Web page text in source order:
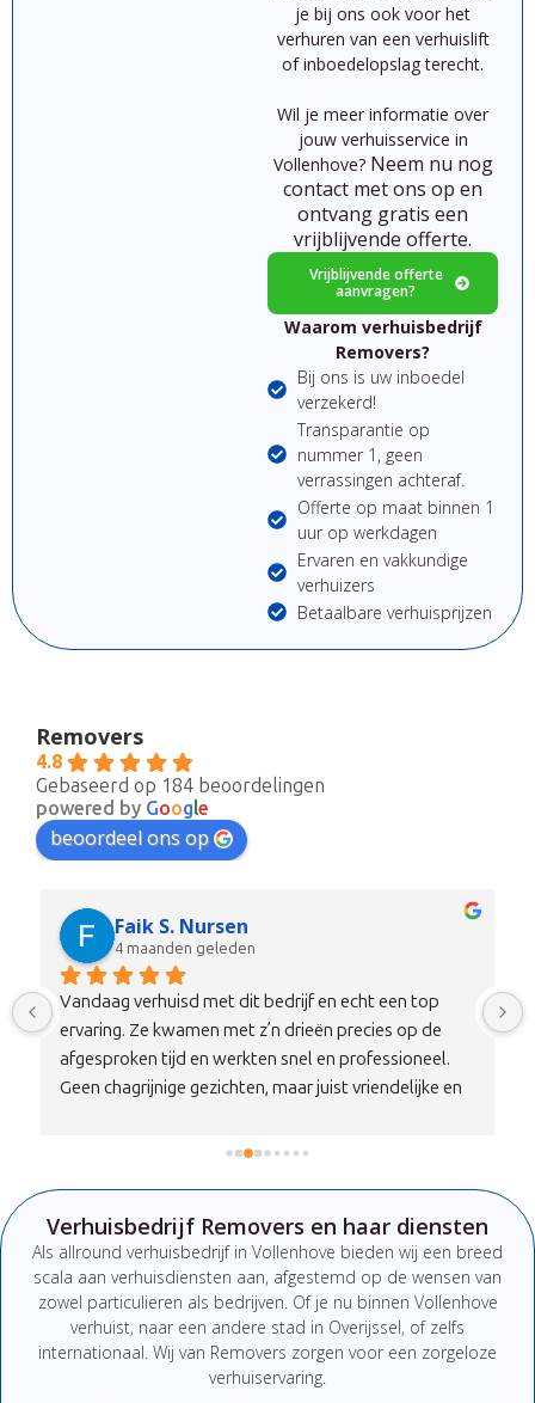
je bij ons ook voor het
verhuren van een verhuislift
of inboedelopslag terecht.
Wil je meer informatie over
jouw verhuisservice in
Vollenhove? Neem nu nog
contact met ons op en
ontvang gratis een
vrijblijvende offerte.
Vrijblijvende offerte
aanvragen?
Waarom verhuisbedrijf
Removers?
Bij ons is uw inboedel
verzekerd!
Transparantie op
nummer 1, geen
verrassingen achteraf.
Offerte op maat binnen 1
uur op werkdagen
Ervaren en vakkundige
verhuizers
Betaalbare verhuisprijzen
Removers
4.8
Gebaseerd op 184 beoordelingen
powered by Google
beoordeel ons op
Faik S. Nursen
4 maanden geleden
Vandaag verhuisd met dit bedrijf en echt een top
ervaring. Ze kwamen met z’n drieën precies op de
afgesproken tijd en werkten snel en professioneel.
Geen chagrijnige gezichten, maar juist vriendelijke en
zorgvuldig en met aandacht vervoerd, zonder
je hier absoluut goed. Zeker een bedrijf om te
onthouden en aan te bevelen!
Verhuisbedrijf Removers en haar diensten
Als allround verhuisbedrijf in Vollenhove bieden wij een breed
scala aan verhuisdiensten aan, afgestemd op de wensen van
zowel particulieren als bedrijven. Of je nu binnen Vollenhove
verhuist, naar een andere stad in Overijssel, of zelfs
internationaal. Wij van Removers zorgen voor een zorgeloze
verhuiservaring.